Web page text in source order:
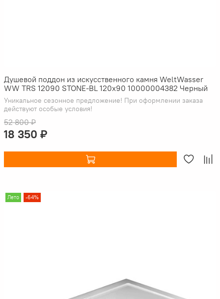
Душевой поддон из искусственного камня WeltWasser
WW TRS 12090 STONE-BL 120x90 10000004382 Черный
Уникальное сезонное предложение! При оформлении заказа
действуют особые условия!
52 800 ₽
18 350 ₽
Лето -64%